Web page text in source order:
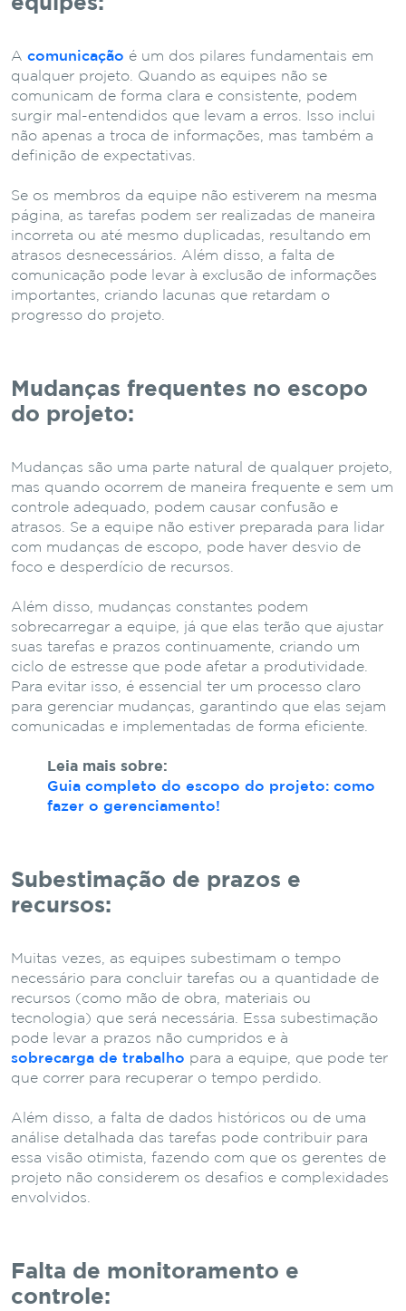
A comunicação é um dos pilares fundamentais em
qualquer projeto. Quando as equipes não se
comunicam de forma clara e consistente, podem
surgir mal-entendidos que levam a erros. Isso inclui
não apenas a troca de informações, mas também a
definição de expectativas.
Se os membros da equipe não estiverem na mesma
página, as tarefas podem ser realizadas de maneira
incorreta ou até mesmo duplicadas, resultando em
atrasos desnecessários. Além disso, a falta de
comunicação pode levar à exclusão de informações
importantes, criando lacunas que retardam o
progresso do projeto.
Mudanças frequentes no escopo
do projeto:
Mudanças são uma parte natural de qualquer projeto,
mas quando ocorrem de maneira frequente e sem um
controle adequado, podem causar confusão e
atrasos. Se a equipe não estiver preparada para lidar
com mudanças de escopo, pode haver desvio de
foco e desperdício de recursos.
Além disso, mudanças constantes podem
sobrecarregar a equipe, já que elas terão que ajustar
suas tarefas e prazos continuamente, criando um
ciclo de estresse que pode afetar a produtividade.
Para evitar isso, é essencial ter um processo claro
para gerenciar mudanças, garantindo que elas sejam
comunicadas e implementadas de forma eficiente.
Leia mais sobre:
Guia completo do escopo do projeto: como
fazer o gerenciamento!
Subestimação de prazos e
recursos:
Muitas vezes, as equipes subestimam o tempo
necessário para concluir tarefas ou a quantidade de
recursos (como mão de obra, materiais ou
tecnologia) que será necessária. Essa subestimação
pode levar a prazos não cumpridos e à
sobrecarga de trabalho para a equipe, que pode ter
que correr para recuperar o tempo perdido.
Além disso, a falta de dados históricos ou de uma
análise detalhada das tarefas pode contribuir para
essa visão otimista, fazendo com que os gerentes de
projeto não considerem os desafios e complexidades
envolvidos.
Falta de monitoramento e
controle: